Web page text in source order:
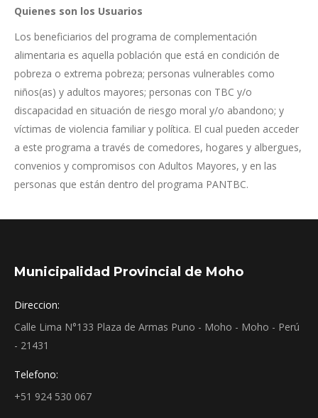
Quienes son los Usuarios
Los beneficiarios del programa de complementación
alimentaria es aquella población que está en condición de
pobreza o extrema pobreza; personas vulnerables como
niños(as) y adultos mayores; personas con TBC y/o
discapacidad en situación de riesgo moral y/o abandono; y
víctimas de violencia familiar y política. El cual pueden acceder
a este programa a través de comedores, hogares y albergues,
convenios y compromisos con Adultos Mayores, y en las
personas que están dentro del programa PANTBC.
Municipalidad Provincial de Moho
Direccion:
Calle Lima N°133 Plaza de Armas Puno - Moho - Moho - Perú
- 21431
Telefono:
+51 924 530 067